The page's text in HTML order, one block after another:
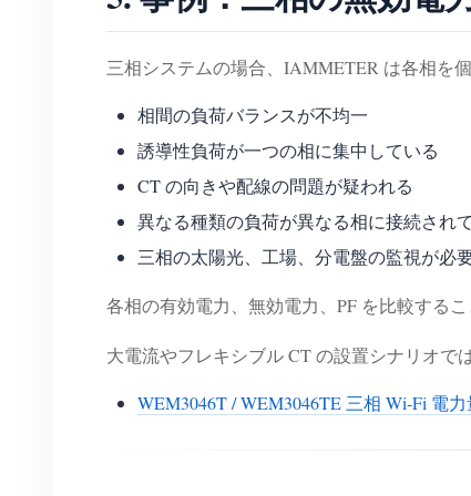
三相システムの場合、IAMMETER は各相を
相間の負荷バランスが不均一
誘導性負荷が一つの相に集中している
CT の向きや配線の問題が疑われる
異なる種類の負荷が異なる相に接続され
三相の太陽光、工場、分電盤の監視が必
各相の有効電力、無効電力、PF を比較する
大電流やフレキシブル CT の設置シナリオで
WEM3046T / WEM3046TE 三相 Wi-Fi 電